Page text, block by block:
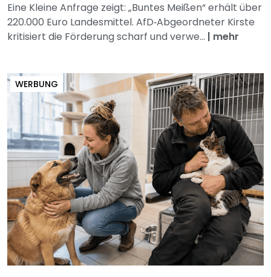
Eine Kleine Anfrage zeigt: „Buntes Meißen“ erhält über
220.000 Euro Landesmittel. AfD‑Abgeordneter Kirste
kritisiert die Förderung scharf und verwe... | mehr
WERBUNG